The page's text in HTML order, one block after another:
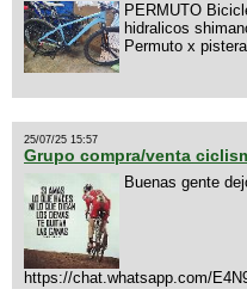
PERMUTO
hidralicos
Permuto x
25/07/25 15:57
Grupo compra/venta
Buenas gente
https://chat.whatsapp.com/